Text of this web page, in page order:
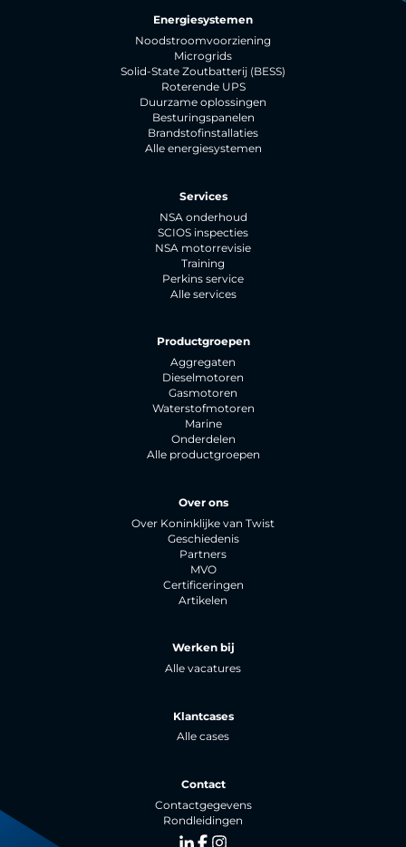
Energiesystemen
Noodstroomvoorziening
Microgrids
Solid-State Zoutbatterij (BESS)
Roterende UPS
Duurzame oplossingen
Besturingspanelen
Brandstofinstallaties
Alle energiesystemen
Services
NSA onderhoud
SCIOS inspecties
NSA motorrevisie
Training
Perkins service
Alle services
Productgroepen
Aggregaten
Dieselmotoren
Gasmotoren
Waterstofmotoren
Marine
Onderdelen
Alle productgroepen
Over ons
Over Koninklijke van Twist
Geschiedenis
Partners
MVO
Certificeringen
Artikelen
Werken bij
Alle vacatures
Klantcases
Alle cases
Contact
Contactgegevens
Rondleidingen
LinkedIn
Facebook
Instagram